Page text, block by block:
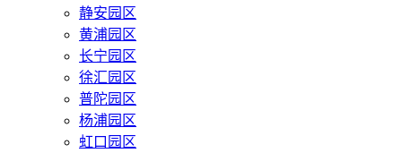
静安园区
黄浦园区
长宁园区
徐汇园区
普陀园区
杨浦园区
虹口园区